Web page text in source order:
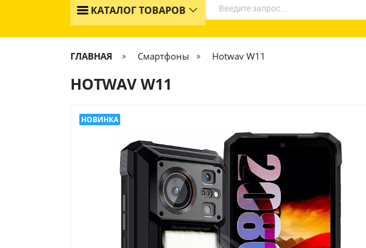
КАТАЛОГ ТОВАРОВ
ГЛАВНАЯ Смартфоны Hotwav W11
HOTWAV W11